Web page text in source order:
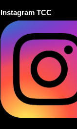
Instagram TCC